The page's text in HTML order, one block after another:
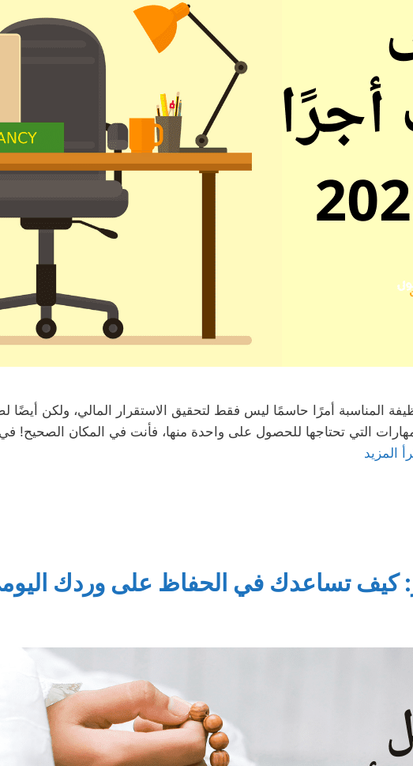
المناسبة أمرًا حاسمًا ليس فقط لتحقيق الاستقرار المالي، ولكن
أجرًا في 2025، وما المهارات التي تحتاجها للحصول على واحدة منها، فأنت في
المزيد
كيف تساعدك في الحفاظ على وردك